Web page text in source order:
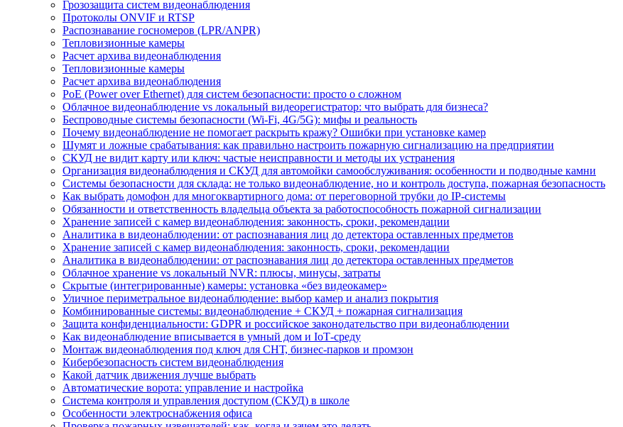
Грозозащита систем видеонаблюдения
Протоколы ONVIF и RTSP
Распознавание госномеров (LPR/ANPR)
Тепловизионные камеры
Расчет архива видеонаблюдения
Тепловизионные камеры
Расчет архива видеонаблюдения
PoE (Power over Ethernet) для систем безопасности: просто о сложном
Облачное видеонаблюдение vs локальный видеорегистратор: что выбрать для бизнеса?
Беспроводные системы безопасности (Wi-Fi, 4G/5G): мифы и реальность
Почему видеонаблюдение не помогает раскрыть кражу? Ошибки при установке камер
Шумят и ложные срабатывания: как правильно настроить пожарную сигнализацию на предприятии
СКУД не видит карту или ключ: частые неисправности и методы их устранения
Организация видеонаблюдения и СКУД для автомойки самообслуживания: особенности и подводные камни
Системы безопасности для склада: не только видеонаблюдение, но и контроль доступа, пожарная безопасность
Как выбрать домофон для многоквартирного дома: от переговорной трубки до IP-системы
Обязанности и ответственность владельца объекта за работоспособность пожарной сигнализации
Хранение записей с камер видеонаблюдения: законность, сроки, рекомендации
Аналитика в видеонаблюдении: от распознавания лиц до детектора оставленных предметов
Хранение записей с камер видеонаблюдения: законность, сроки, рекомендации
Аналитика в видеонаблюдении: от распознавания лиц до детектора оставленных предметов
Облачное хранение vs локальный NVR: плюсы, минусы, затраты
Скрытые (интегрированные) камеры: установка «без видеокамер»
Уличное периметральное видеонаблюдение: выбор камер и анализ покрытия
Комбинированные системы: видеонаблюдение + СКУД + пожарная сигнализация
Защита конфиденциальности: GDPR и российское законодательство при видеонаблюдении
Как видеонаблюдение вписывается в умный дом и IoT‑среду
Монтаж видеонаблюдения под ключ для СНТ, бизнес‑парков и промзон
Кибербезопасность систем видеонаблюдения
Какой датчик движения лучше выбрать
Автоматические ворота: управление и настройка
Система контроля и управления доступом (СКУД) в школе
Особенности электроснабжения офиса